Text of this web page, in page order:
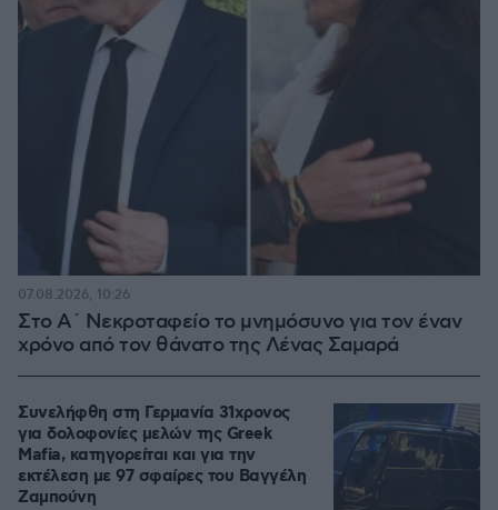
Στο Α΄ Νεκροταφείο το μνημόσυνο για τον έναν
χρόνο από τον θάνατο της Λένας Σαμαρά
07.08.2026, 10:26
Συνελήφθη στη Γερμανία 31χρονος
για δολοφονίες μελών της Greek
Mafia, κατηγορείται και για την
εκτέλεση με 97 σφαίρες του Βαγγέλη
Ζαμπούνη